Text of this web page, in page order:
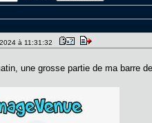
à 11:31:32
une grosse partie de ma barre